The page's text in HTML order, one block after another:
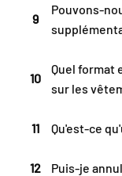
9
Pouvons-
10
Quel format
sur les
11 Qu'est-ce
12 Puis-je